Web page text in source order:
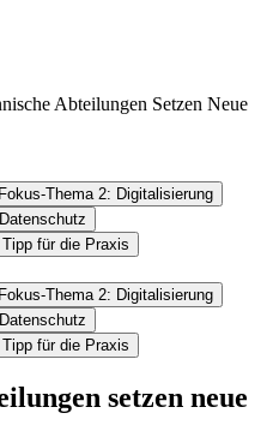
Abteilungen Setzen Neue
Fokus-Thema 2: Digitalisierung
Tipp für die Praxis
Fokus-Thema 2: Digitalisierung
Tipp für die Praxis
setzen neue